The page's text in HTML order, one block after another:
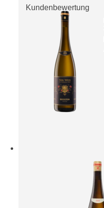
Kundenbewertung